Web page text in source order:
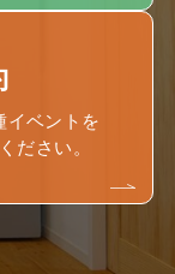
イベントを
ださい。